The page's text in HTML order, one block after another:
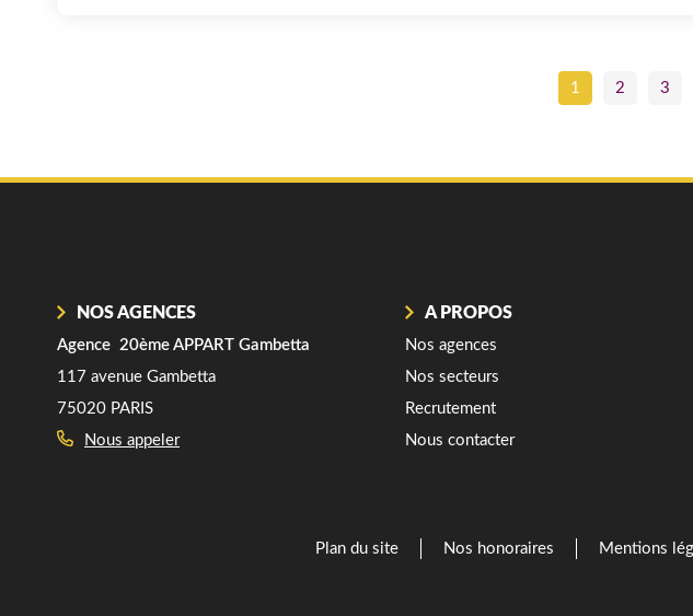
1 2 3
NOS AGENCES
Agence 20ème APPART Gambetta
117 avenue Gambetta
75020 PARIS
Nous appeler
Agence 20ème APPART Pyrénées
251 rue des Pyrénées
75020 PARIS
Nous appeler
A PROPOS
Nos agences
Nos secteurs
Recrutement
Nous contacter
Plan du site Nos honoraires Mentions